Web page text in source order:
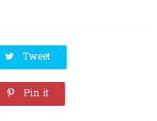
Tweet
Pin it